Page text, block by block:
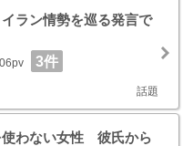
ラン情勢を巡る発言で
3件
話題
使わない女性 彼氏から